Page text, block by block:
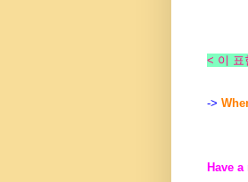
휴
< 이 표
->
Have